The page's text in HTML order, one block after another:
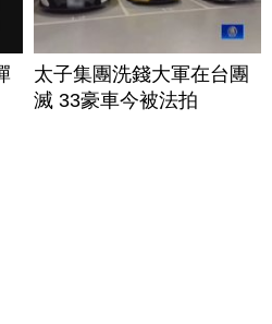
太子集團洗錢大軍在台團
滅 33豪車今被法拍